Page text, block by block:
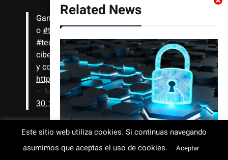
Related News
Vulnerabilidades de IA de Paperclip
permiten a los hackers ejecutar
Gana #Bitcoin solo con leer artículos, noticias
o#tutoriales
#tecnología,#criptomonedas, seguridad
cibernética y más!! Sólo tienes que registrarte
y comenzar a navegar
https://t.co/1KjkllJEit
— Masterhacks (@Masterhacks_net)August
30, 2020
Todos los derechos reservados © 2008-2026 - www.masterhacks.net
Este sitio web utiliza cookies. Si continuas navegando
asumimos que aceptas el uso de cookies.
Aceptar